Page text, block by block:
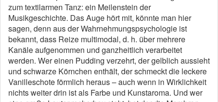
zum textilarmen Tanz: ein Meilenstein der
Musikgeschichte. Das Auge hört mit, könnte man hier
sagen, denn aus der Wahrnehmungspsychologie ist
bekannt, dass Reize multimodal, d. h. über mehrere
Kanäle aufgenommen und ganzheitlich verarbeitet
werden. Wer einen Pudding verzehrt, der gelblich aussieht
und schwarze Körnchen enthält, der schmeckt die leckere
Vanilleschote förmlich heraus – auch wenn in Wirklichkeit
nichts weiter drin ist als Farbe und Kunstaroma. Und wer